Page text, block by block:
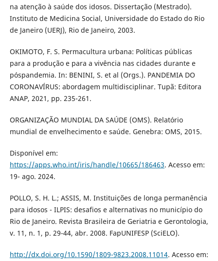
na atenção à saúde dos idosos. Dissertação (Mestrado).
Instituto de Medicina Social, Universidade do Estado do Rio
de Janeiro (UERJ), Rio de Janeiro, 2003.
OKIMOTO, F. S. Permacultura urbana: Políticas públicas
para a produção e para a vivência nas cidades durante e
póspandemia. In: BENINI, S. et al (Orgs.). PANDEMIA DO
CORONAVÍRUS: abordagem multidisciplinar. Tupã: Editora
ANAP, 2021, pp. 235-261.
ORGANIZAÇÃO MUNDIAL DA SAÚDE (OMS). Relatório
mundial de envelhecimento e saúde. Genebra: OMS, 2015.
Disponível em:
https://apps.who.int/iris/handle/10665/186463. Acesso em:
19- ago. 2024.
POLLO, S. H. L.; ASSIS, M. Instituições de longa permanência
para idosos - ILPIS: desafios e alternativas no município do
Rio de Janeiro. Revista Brasileira de Geriatria e Gerontologia,
v. 11, n. 1, p. 29-44, abr. 2008. FapUNIFESP (SciELO).
http://dx.doi.org/10.1590/1809-9823.2008.11014. Acesso em: